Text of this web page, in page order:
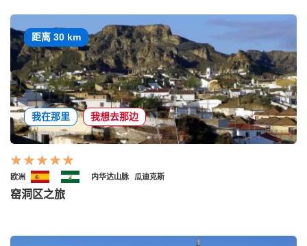
距离 30 km
我在那里 我想去那边
欧洲 内华达山脉 瓜迪克斯
窑洞区之旅